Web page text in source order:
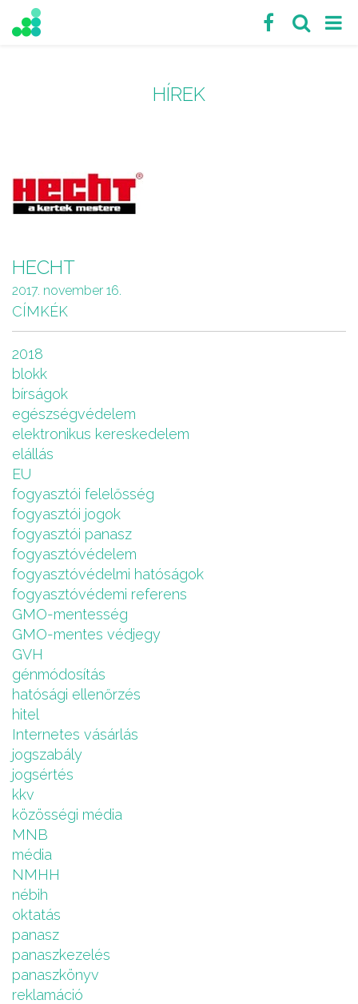
HÍREK
HECHT
2017. november 16.
CÍMKÉK
2018
blokk
bírságok
egészségvédelem
elektronikus kereskedelem
elállás
EU
fogyasztói felelősség
fogyasztói jogok
fogyasztói panasz
fogyasztóvédelem
fogyasztóvédelmi hatóságok
fogyasztóvédemi referens
GMO-mentesség
GMO-mentes védjegy
GVH
génmódosítás
hatósági ellenőrzés
hitel
Internetes vásárlás
jogszabály
jogsértés
kkv
közösségi média
MNB
média
NMHH
nébih
oktatás
panasz
panaszkezelés
panaszkönyv
reklamáció